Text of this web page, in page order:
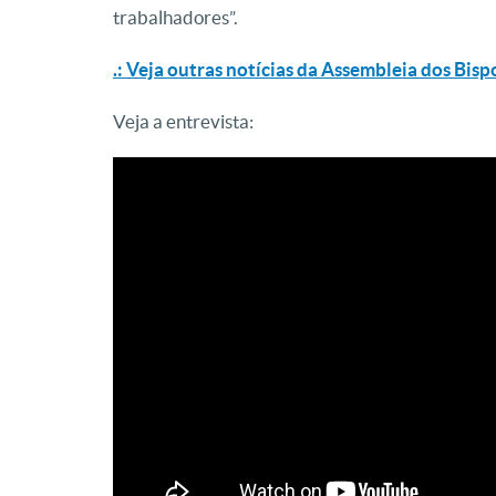
trabalhadores”.
.: Veja outras notícias da Assembleia dos
Veja a entrevista: